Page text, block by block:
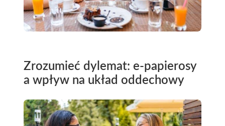
Zrozumieć dylemat: e-papierosy
a wpływ na układ oddechowy